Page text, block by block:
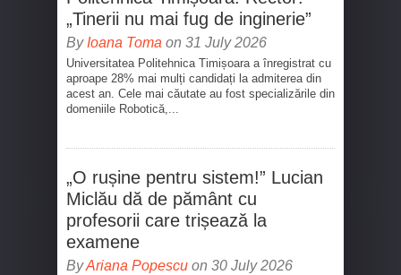
„Tinerii nu mai fug de inginerie”
By Ioana Toma on 31 July 2026
Universitatea Politehnica Timișoara a înregistrat cu
aproape 28% mai mulți candidați la admiterea din
acest an. Cele mai căutate au fost specializările din
domeniile Robotică,...
„O rușine pentru sistem!” Lucian
Miclău dă de pământ cu
profesorii care trișează la
examene
ByAriana Popescu on 30 July 2026